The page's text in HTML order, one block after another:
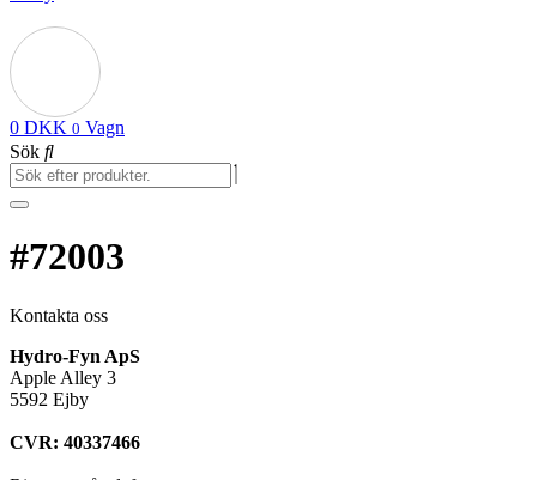
0 DKK 0 Vagn
Sök
#72003
Kontakta oss
Hydro-Fyn ApS
Apple Alley 3
5592 Ejby
CVR: 40337466